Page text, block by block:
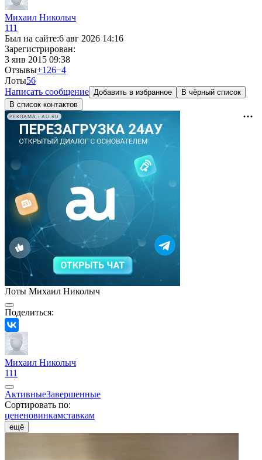
Михаил Николыч
111
Был на сайте:6 авг 2026 14:16
Зарегистрирован:
3 янв 2015 09:38
Отзывы+126−4
Лоты56
Написать сообщение Добавить в избранное
В чёрный список
В список контактов
РЕКЛАМА • AU.RU
Лоты Михаил Николыч
Поделиться:
Михаил Николыч
111
АктивныеЗавершенные
Сортировать по:
цененовинкамставкам
ещё